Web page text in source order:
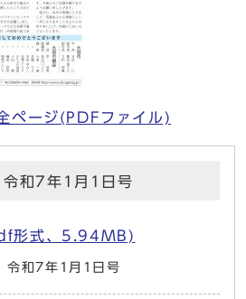
ページ(PDFファイル)
和7年1月1日号
形式、5.94MB)
令和7年1月1日号